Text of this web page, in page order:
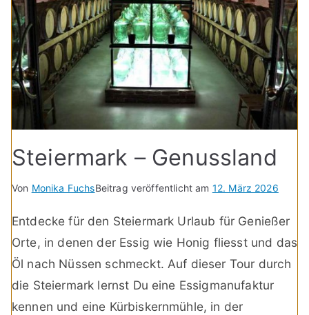
Steiermark – Genussland
Von Monika FuchsBeitrag veröffentlicht am 12. März 2026
Entdecke für den Steiermark Urlaub für Genießer
Orte, in denen der Essig wie Honig fliesst und das
Öl nach Nüssen schmeckt. Auf dieser Tour durch
die Steiermark lernst Du eine Essigmanufaktur
kennen und eine Kürbiskernmühle, in der